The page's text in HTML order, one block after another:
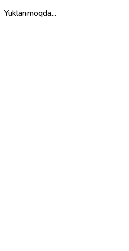
Yuklanmoqda...